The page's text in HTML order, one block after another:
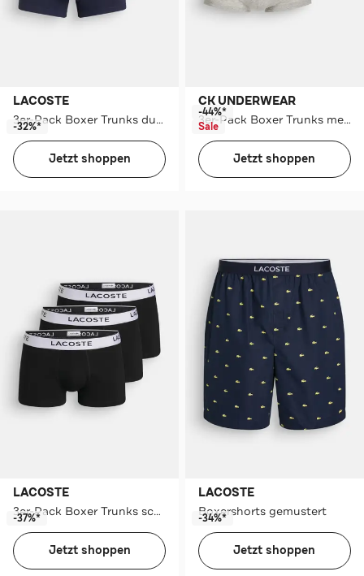
LACOSTE
3er-Pack Boxer Trunks dunkelblau
-32%*
Jetzt shoppen
CK UNDERWEAR
3er-Pack Boxer Trunks mehrfarbig
-44%*
Sale
Jetzt shoppen
LACOSTE
3er-Pack Boxer Trunks schwarz
-37%*
Jetzt shoppen
LACOSTE
Boxershorts gemustert
-34%*
Jetzt shoppen